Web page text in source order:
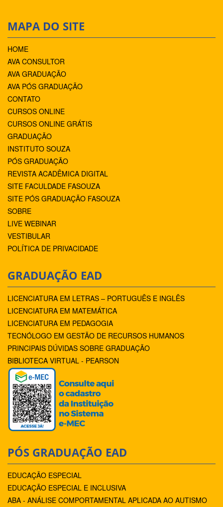
MAPA DO SITE
HOME
AVA CONSULTOR
AVA GRADUAÇÃO
AVA PÓS GRADUAÇÃO
CONTATO
CURSOS ONLINE
CURSOS ONLINE GRÁTIS
GRADUAÇÃO
INSTITUTO SOUZA
PÓS GRADUAÇÃO
REVISTA ACADÊMICA DIGITAL
SITE FACULDADE FASOUZA
SITE PÓS GRADUAÇÃO FASOUZA
SOBRE
LIVE WEBINAR
VESTIBULAR
POLÍTICA DE PRIVACIDADE
GRADUAÇÃO EAD
LICENCIATURA EM LETRAS – PORTUGUÊS E INGLÊS
LICENCIATURA EM MATEMÁTICA
LICENCIATURA EM PEDAGOGIA
TECNÓLOGO EM GESTÃO DE RECURSOS HUMANOS
PRINCIPAIS DÚVIDAS SOBRE GRADUAÇÃO
BIBLIOTECA VIRTUAL - PEARSON
PÓS GRADUAÇÃO EAD
EDUCAÇÃO ESPECIAL
EDUCAÇÃO ESPECIAL E INCLUSIVA
ABA - ANÁLISE COMPORTAMENTAL APLICADA AO AUTISMO